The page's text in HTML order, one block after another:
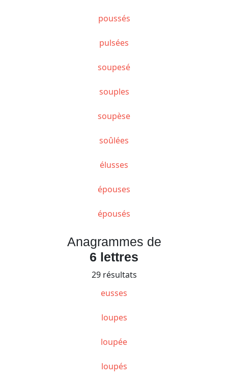
poussés
pulsées
soupesé
souples
soupèse
soûlées
élusses
épouses
épousés
Anagrammes de
6 lettres
29 résultats
eusses
loupes
loupée
loupés